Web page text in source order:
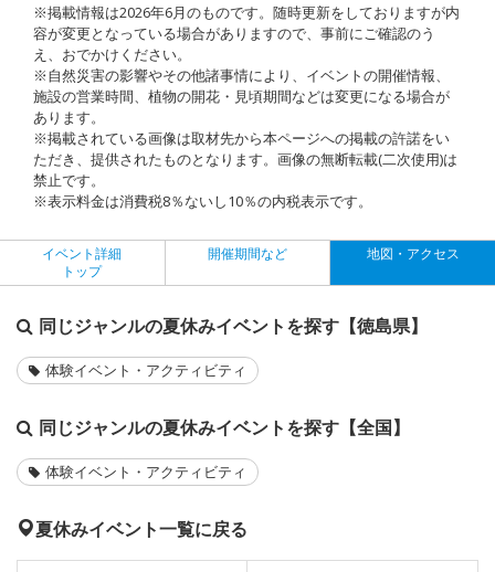
※掲載情報は2026年6月のものです。随時更新をしておりますが内
容が変更となっている場合がありますので、事前にご確認のう
え、おでかけください。
※自然災害の影響やその他諸事情により、イベントの開催情報、
施設の営業時間、植物の開花・見頃期間などは変更になる場合が
あります。
※掲載されている画像は取材先から本ページへの掲載の許諾をい
ただき、提供されたものとなります。画像の無断転載(二次使用)は
禁止です。
※表示料金は消費税8％ないし10％の内税表示です。
イベント詳細
トップ
開催期間など 地図・アクセス
同じジャンルの夏休みイベントを探す【徳島県】
体験イベント・アクティビティ
同じジャンルの夏休みイベントを探す【全国】
体験イベント・アクティビティ
夏休みイベント一覧に戻る